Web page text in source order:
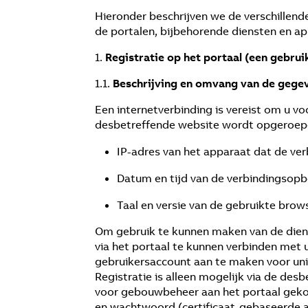
Hieronder beschrijven we de
de portalen, bijbehorende diensten en
1. Registratie op het portaal (een
1.1. Beschrijving en omvang van de
Een internetverbinding is vereist om u
desbetreffende website wordt
IP-adres van het apparaat dat de
Datum en tijd van de
Taal en versie van de gebruikte
Om gebruik te kunnen maken van de
via het portaal te kunnen verbinden met
gebruikersaccount aan te maken voor
Registratie is alleen mogelijk via de
voor gebouwbeheer aan het portaal